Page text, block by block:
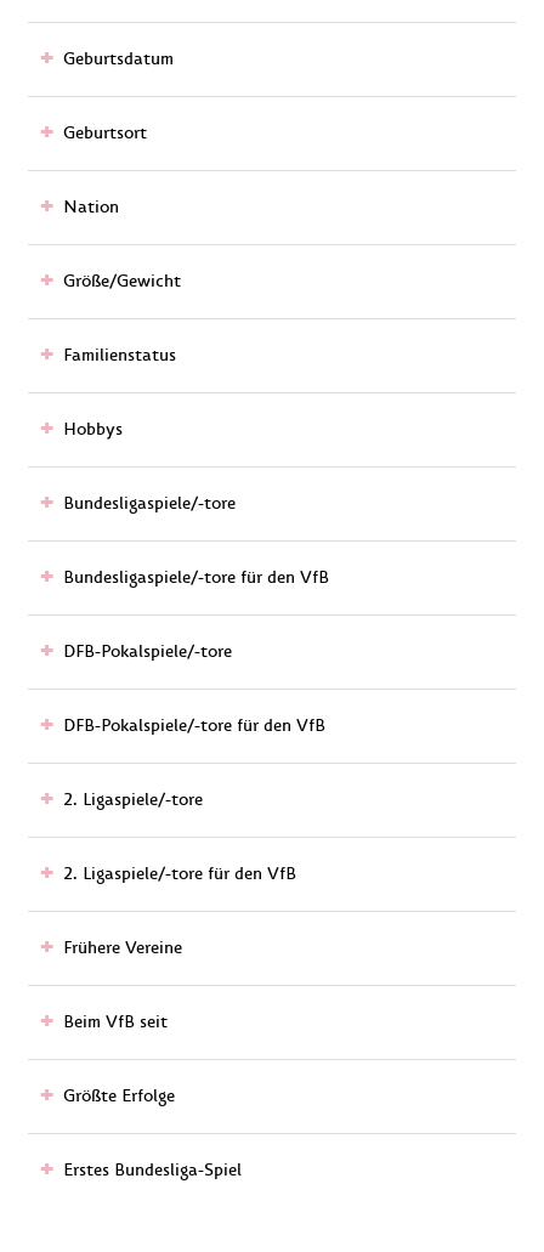
Geburtsdatum
Geburtsort
Nation
Größe/Gewicht
Familienstatus
Hobbys
Bundesligaspiele/-tore
Bundesligaspiele/-tore für den VfB
DFB-Pokalspiele/-tore
DFB-Pokalspiele/-tore für den VfB
2. Ligaspiele/-tore
2. Ligaspiele/-tore für den VfB
Frühere Vereine
Beim VfB seit
Größte Erfolge
Erstes Bundesliga-Spiel